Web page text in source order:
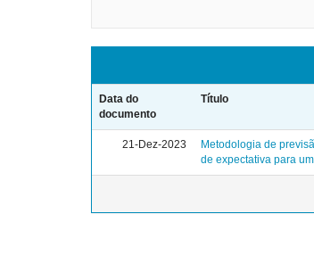
Data do
documento
Título
21-Dez-2023
Metodologia de
de expectativa para